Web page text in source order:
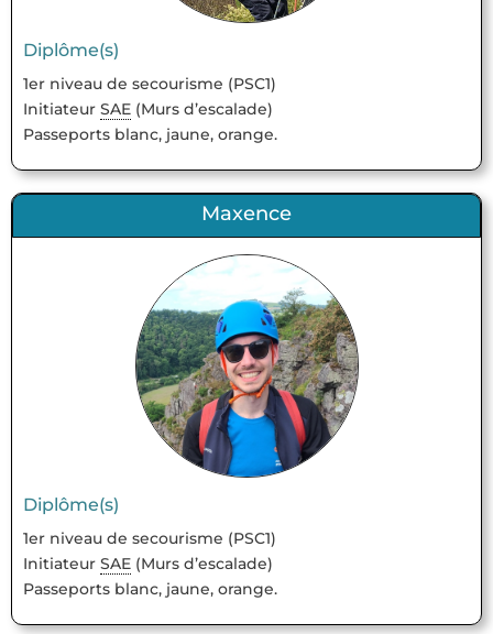
Diplôme(s)
1er niveau de secourisme (PSC1)
Initiateur SAE (Murs d’escalade)
Passeports blanc, jaune, orange.
Maxence
Diplôme(s)
1er niveau de secourisme (PSC1)
Initiateur SAE (Murs d’escalade)
Passeports blanc, jaune, orange.